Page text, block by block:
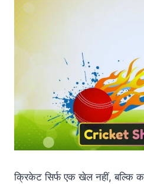
क्रिकेट सिर्फ एक खेल नहीं, बल्कि